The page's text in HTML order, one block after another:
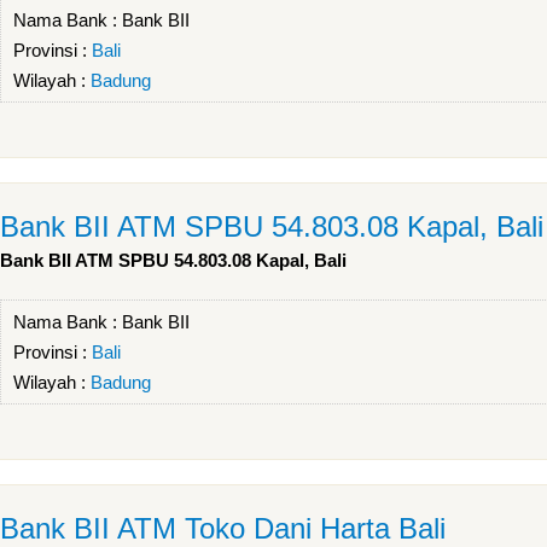
Nama Bank : Bank BII
Provinsi : Bali
Wilayah : Badung
Bank BII ATM SPBU 54.803.08 Kapal, Bali
Bank BII ATM SPBU 54.803.08 Kapal, Bali
Nama Bank : Bank BII
Provinsi : Bali
Wilayah : Badung
Bank BII ATM Toko Dani Harta Bali